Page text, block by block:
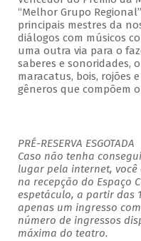
“Melhor Grupo
principais mestres da
diálogos com músicos
uma outra via para o
saberes e sonoridades,
maracatus, bois, rojões
gêneros que compõem
PRÉ-RESERVA ESGOTADA
Caso não tenha
lugar pela internet,
na recepção do Espaço
espetáculo, a partir das
apenas um ingresso
número de ingressos
máxima do teatro.